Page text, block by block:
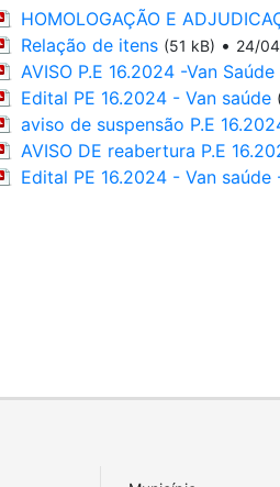
HOMOLOGAÇÃO E
Relação de itens (51 kB) • 24/
AVISO P.E 16.2024 -Van Saúde
Edital PE 16.2024 - Van saúde
aviso de suspensão P.E
AVISO DE reabertura P.E
Edital PE 16.2024 - Van saúde